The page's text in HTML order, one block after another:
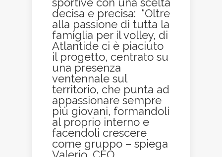
decisa e precisa: “Oltre
alla passione di tutta la
famiglia per il volley, di
Atlantide ci è piaciuto
il progetto, centrato su
una presenza
ventennale sul
territorio, che punta ad
appassionare sempre
più giovani, formandoli
al proprio interno e
facendoli crescere
come gruppo – spiega